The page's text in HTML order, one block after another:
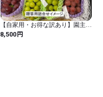
【自家用・お得な訳あり】園主オ
8,500円